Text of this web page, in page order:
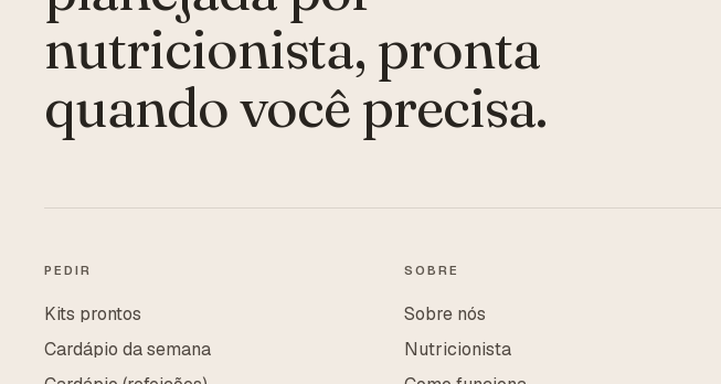
nutricionista, pronta
quando você precisa.
PEDIR
Kits prontos
Cardápio da semana
SOBRE
Sobre nós
Nutricionista